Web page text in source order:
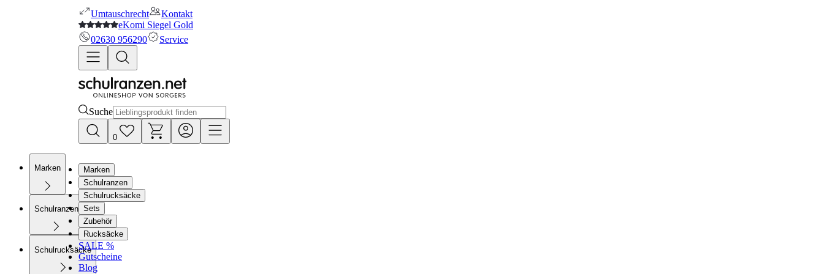
Umtauschrecht
Kontakt
eKomi Siegel Gold
02630 956290
Service
Suche
0
Marken
Schulranzen
Schulrucksäcke
Marken
Schulranzen
Schulrucksäcke
Sets
Zubehör
Rucksäcke
SALE %
Gutscheine
Blog